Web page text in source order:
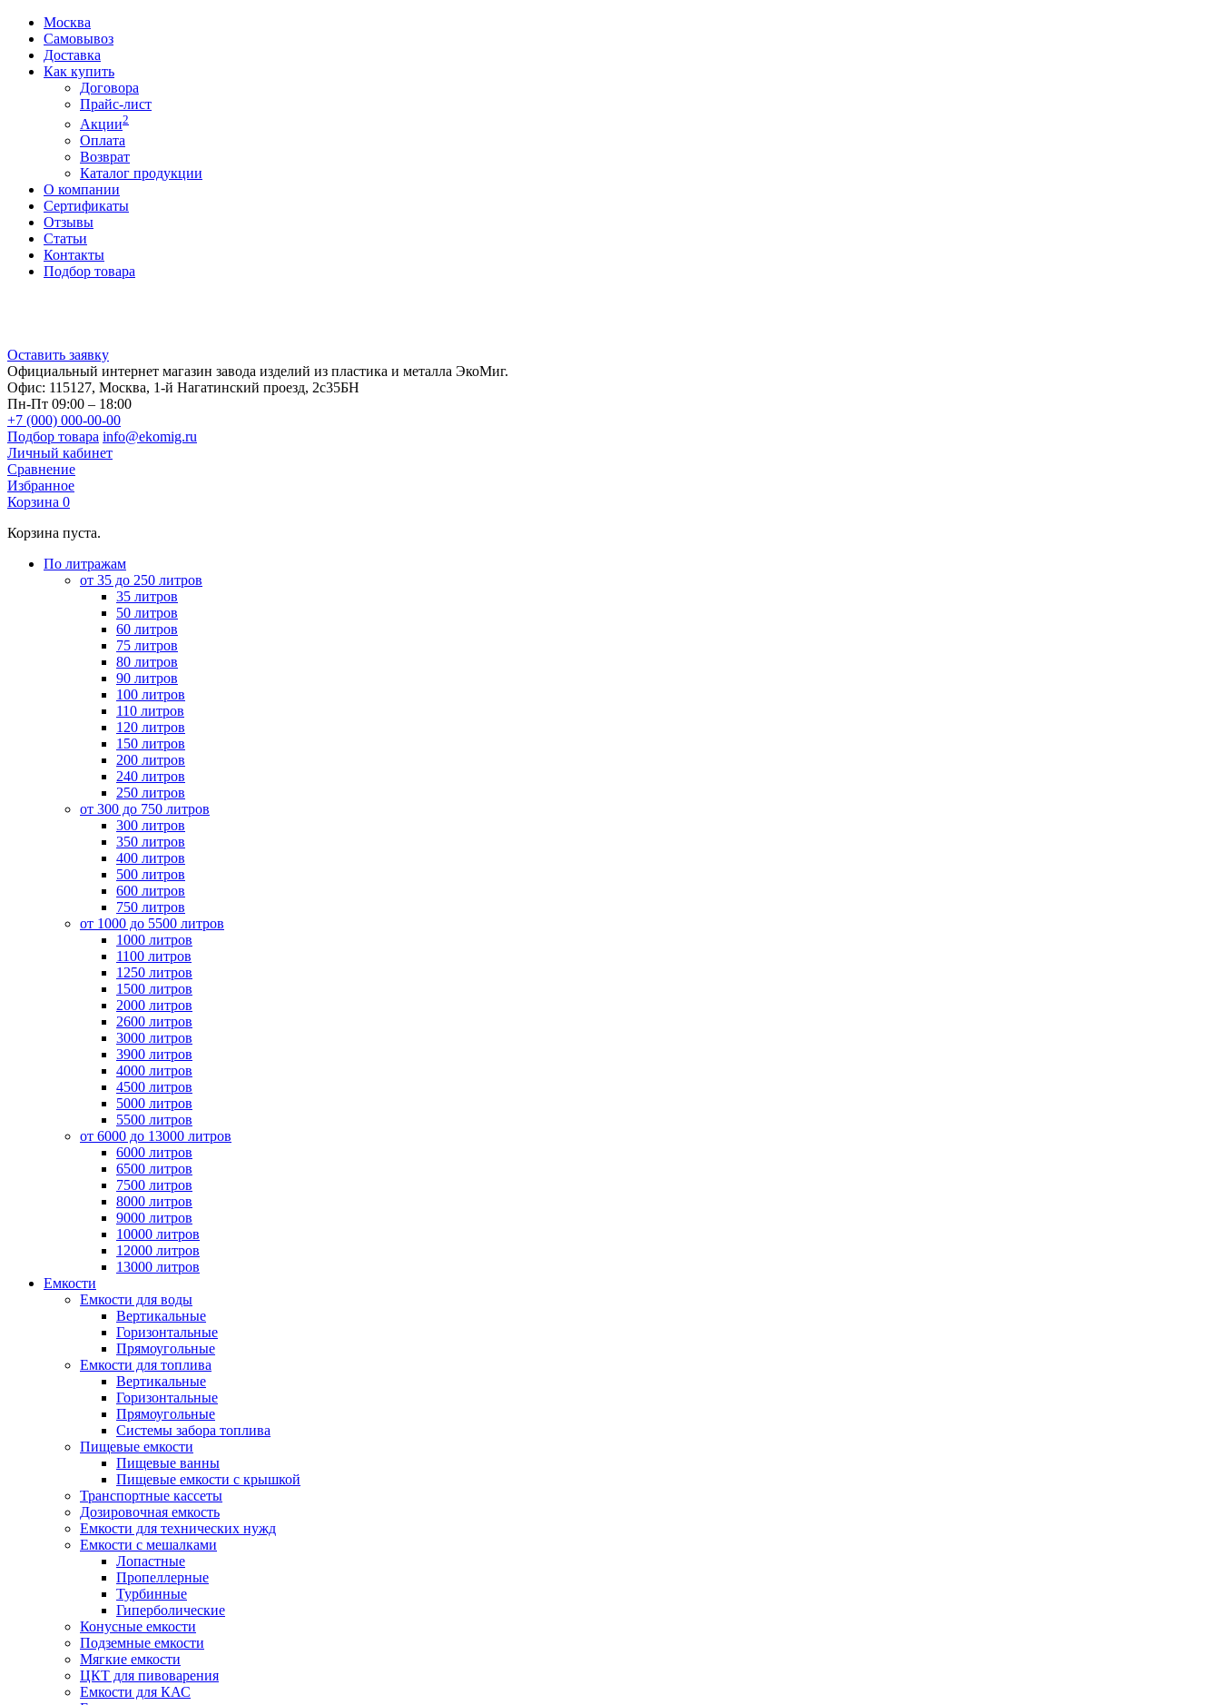
Москва
Самовывоз
Доставка
Как купить
Договора
Прайс-лист
Акции2
Оплата
Возврат
Каталог продукции
О компании
Сертификаты
Отзывы
Статьи
Контакты
Подбор товара
Оставить заявку
Официальный интернет магазин завода изделий из пластика и металла ЭкоМиг.
Офис: 115127, Москва, 1-й Нагатинский проезд, 2с35БН
Пн-Пт 09:00 – 18:00
+7 (000) 000-00-00
Подбор товара info@ekomig.ru
Личный кабинет
Сравнение
Избранное
Корзина 0
Корзина пуста.
По литражам
от 35 до 250 литров
35 литров
50 литров
60 литров
75 литров
80 литров
90 литров
100 литров
110 литров
120 литров
150 литров
200 литров
240 литров
250 литров
от 300 до 750 литров
300 литров
350 литров
400 литров
500 литров
600 литров
750 литров
от 1000 до 5500 литров
1000 литров
1100 литров
1250 литров
1500 литров
2000 литров
2600 литров
3000 литров
3900 литров
4000 литров
4500 литров
5000 литров
5500 литров
от 6000 до 13000 литров
6000 литров
6500 литров
7500 литров
8000 литров
9000 литров
10000 литров
12000 литров
13000 литров
Емкости
Емкости для воды
Вертикальные
Горизонтальные
Прямоугольные
Емкости для топлива
Вертикальные
Горизонтальные
Прямоугольные
Системы забора топлива
Пищевые емкости
Пищевые ванны
Пищевые емкости с крышкой
Транспортные кассеты
Дозировочная емкость
Емкости для технических нужд
Емкости с мешалками
Лопастные
Пропеллерные
Турбинные
Гиперболические
Конусные емкости
Подземные емкости
Мягкие емкости
ЦКТ для пивоварения
Емкости для КАС